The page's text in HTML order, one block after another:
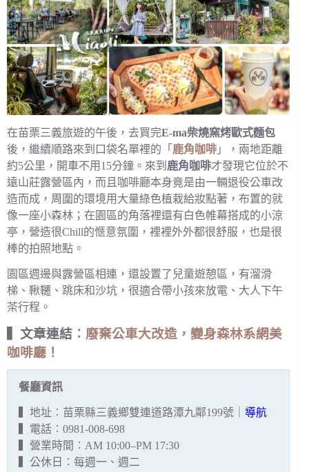
在苗栗三義旅遊的午後，去買完E-ma柴燒窯烤歐式麵包
後，繼續順路來到口袋名單裡的「 鹿角咖啡 」，兩地距離
約5公里，開車不用15分鐘。來到 鹿角咖啡才發現它位於不
遠山莊露營區內，而且咖啡廳本身竟是由一輛退役公車改
造而成，周圍的環境用大量綠色植栽給妝點著，布置的就
像一座小森林；在園區的角落裡還有白色帷幕搭成的小涼
亭，營造很Chill的愜意氛圍，裡裡外外都很舒服，也是很
棒的拍照地點。
園區週邊與露營區相連，還設置了兒童遊憩區，有溜滑
梯、鞦韆、跳床和沙坑，很適合帶小孩來放電、大人下午
茶行程。
▍文章連結︰ 廢棄公車大改造，變身森林系網美
咖啡廳！
餐廳資訊
▍地址︰苗栗縣三義鄉雙連道路潭九鄰199號｜ 導航
▍電話︰0981-008-698
▍營業時間︰AM 10:00–PM 17:30
▍公休日︰每週一、週二